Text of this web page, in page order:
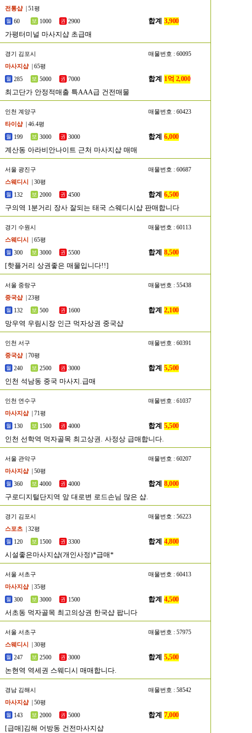
전통샵
| 51평
60
1000 2900 합계 3,900
가평터미널 마사지샵 초급매
경기 김포시
매물번호 : 60095
마사지샵
| 65평
285
5000 7000 합계 1억 2,000
최고단가 안정적매출 특AAA급 건전매물
인천 계양구
매물번호 : 60423
타이샵
| 46.4평
199
3000 3000 합계 6,000
계산동 아라비안나이트 근처 마사지샵 매매
서울 광진구
매물번호 : 60687
스웨디시
| 30평
132
2000 4500 합계 6,500
구의역 1분거리 장사 잘되는 태국 스웨디시샵 판매합니다
경기 수원시
매물번호 : 60113
스웨디시
| 65평
300
3000 5500 합계 8,500
[핫플거리 상권좋은 매물입니다!!]
서울 중랑구
매물번호 : 55438
중국샵
| 23평
132
500 1600 합계 2,100
망우역 우림시장 인근 먹자상권 중국샵
인천 서구
매물번호 : 60391
중국샵
| 70평
240
2500 3000 합계 5,500
인천 석남동 중국 마사지.급매
인천 연수구
매물번호 : 61037
마사지샵
| 71평
130
1500 4000 합계 5,500
인천 선학역 먹자골목 최고상권. 사정상 급매합니다.
서울 관악구
매물번호 : 60207
마사지샵
| 50평
360
4000 4000 합계 8,000
구로디지털단지역 앞 대로변 로드손님 많은 샵.
경기 김포시
매물번호 : 56223
스포츠
| 32평
120
1500 3300 합계 4,800
시설좋은마사지샵(개인사정)*급매*
서울 서초구
매물번호 : 60413
마사지샵
| 35평
300
3000 1500 합계 4,500
서초동 먹자골목 최고의상권 한국샵 팝니다
서울 서초구
매물번호 : 57975
스웨디시
| 30평
247
2500 3000 합계 5,500
논현역 역세권 스웨디시 매매합니다.
경남 김해시
매물번호 : 58542
마사지샵
| 50평
143
2000 5000 합계 7,000
[급매]김해 어방동 건전마사지샵